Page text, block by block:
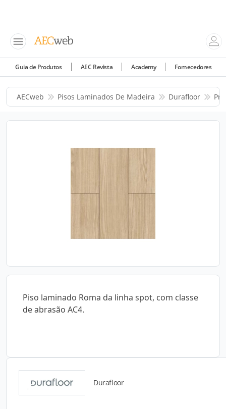
Guia de Produtos AEC Revista Academy Fornecedores
AECweb Pisos Laminados De Madeira Durafloor
Piso laminado Roma da linha spot, com classe
de abrasão AC4.
Durafloor
Catálogos para Download